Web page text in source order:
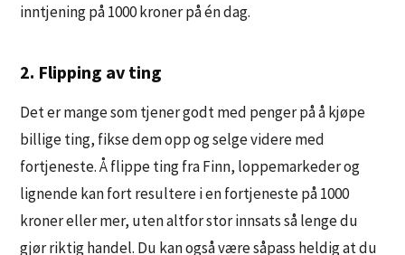
inntjening på 1000 kroner på én dag.
2. Flipping av ting
Det er mange som tjener godt med penger på å kjøpe
billige ting, fikse dem opp og selge videre med
fortjeneste. Å flippe ting fra Finn, loppemarkeder og
lignende kan fort resultere i en fortjeneste på 1000
kroner eller mer, uten altfor stor innsats så lenge du
gjør riktig handel. Du kan også være såpass heldig at du